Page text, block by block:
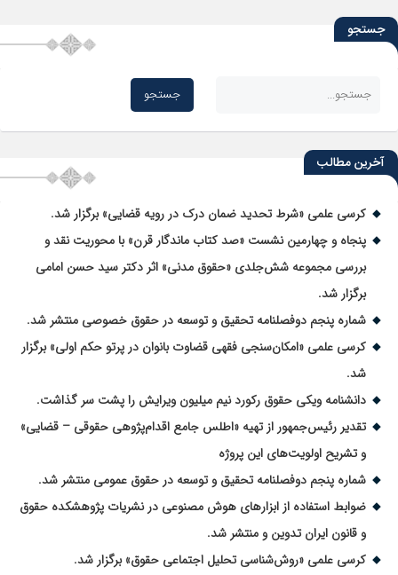
جستجو
آخرین مطالب
کرسی علمی «شرط تحدید ضمان درک در رویه قضایی» برگزار شد.
پنجاه و چهارمین نشست «صد کتاب ماندگار قرن» با محوریت نقد و
بررسی مجموعه شش‌جلدی «حقوق مدنی» اثر دکتر سید حسن امامی
برگزار شد.
شماره پنجم دوفصلنامه تحقیق و توسعه در حقوق خصوصی منتشر شد.
کرسی علمی «امکان‌سنجی فقهی قضاوت بانوان در پرتو حکم اولی» برگزار
شد.
دانشنامه ویکی حقوق رکورد نیم میلیون ویرایش را پشت سر گذاشت.
تقدیر رئیس‌جمهور از تهیه «اطلس جامع اقدام‌پژوهی حقوقی – قضایی»
و تشریح اولویت‌های این پروژه
شماره پنجم دوفصلنامه تحقیق و توسعه در حقوق عمومی منتشر شد.
ضوابط استفاده از ابزارهای هوش مصنوعی در نشریات پژوهشکده حقوق
و قانون ایران تدوین و منتشر شد.
کرسی علمی «روش‌شناسی تحلیل اجتماعی حقوق» برگزار شد.